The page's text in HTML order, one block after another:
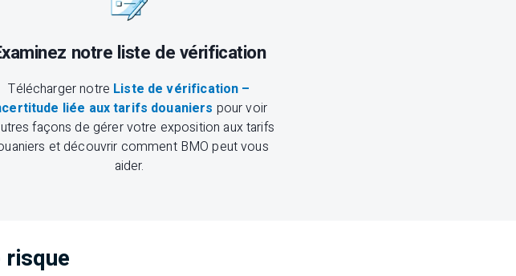
notre liste de vérification
Télécharger notre Liste de vérification –
liée aux tarifs douaniers pour voir
façons de gérer votre exposition aux tarifs
et découvrir comment BMO peut vous
aider.
risque